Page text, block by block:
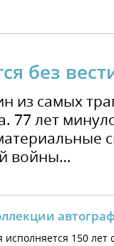
без
из самых
77 лет
войны…
150 лет